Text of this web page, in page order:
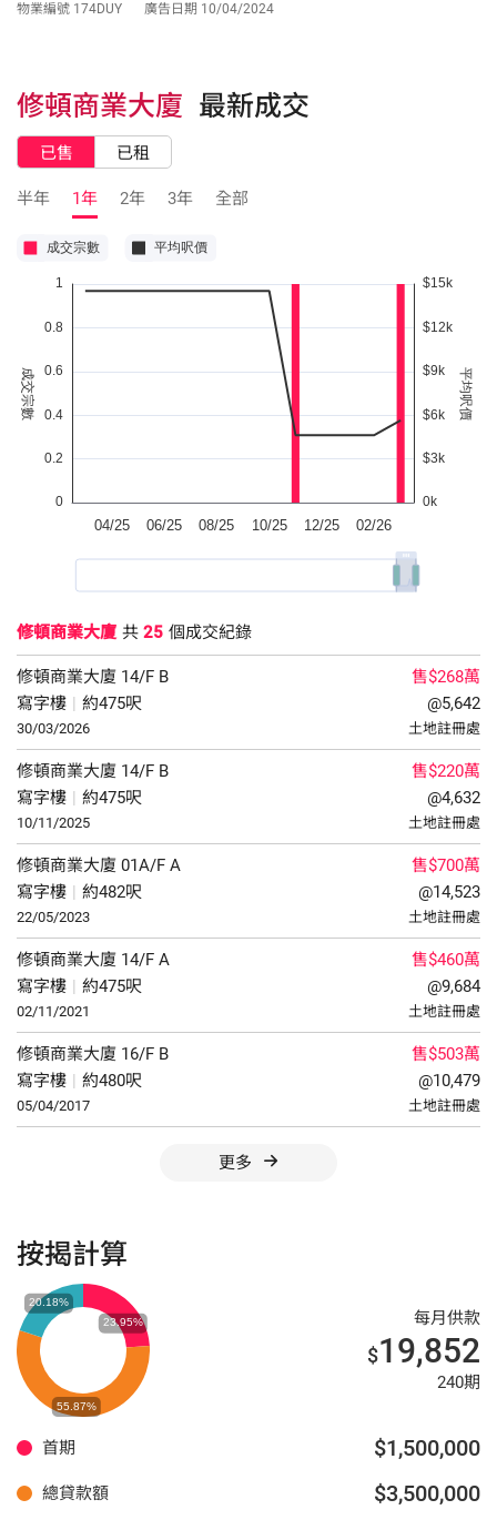
物業編號 174DUY 廣告日期 10/04/2024
修頓商業大廈 最新成交
已售 已租
半年 1年 2年 3年 全部
修頓商業大廈 共 25 個成交紀錄
修頓商業大廈 14/F B
寫字樓 | 約475呎
30/03/2026
售$268萬
@5,642
土地註冊處
修頓商業大廈 14/F B
寫字樓 | 約475呎
10/11/2025
售$220萬
@4,632
土地註冊處
修頓商業大廈 01A/F A
寫字樓 | 約482呎
22/05/2023
售$700萬
@14,523
土地註冊處
修頓商業大廈 14/F A
寫字樓 | 約475呎
02/11/2021
售$460萬
@9,684
土地註冊處
修頓商業大廈 16/F B
寫字樓 | 約480呎
05/04/2017
售$503萬
@10,479
土地註冊處
更多
按揭計算
每月供款
$19,852
240期
首期 $1,500,000
總貸款額 $3,500,000